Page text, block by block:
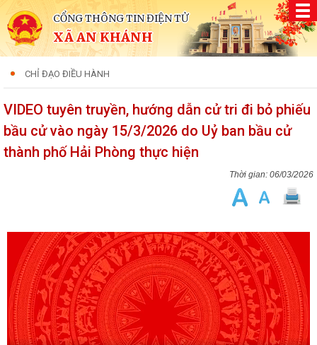
CỔNG THÔNG TIN ĐIỆN TỬ
XÃ AN KHÁNH
CHỈ ĐẠO ĐIỀU HÀNH
VIDEO tuyên truyền, hướng dẫn cử tri đi bỏ phiếu
bầu cử vào ngày 15/3/2026 do Uỷ ban bầu cử
thành phố Hải Phòng thực hiện
06/03/2026